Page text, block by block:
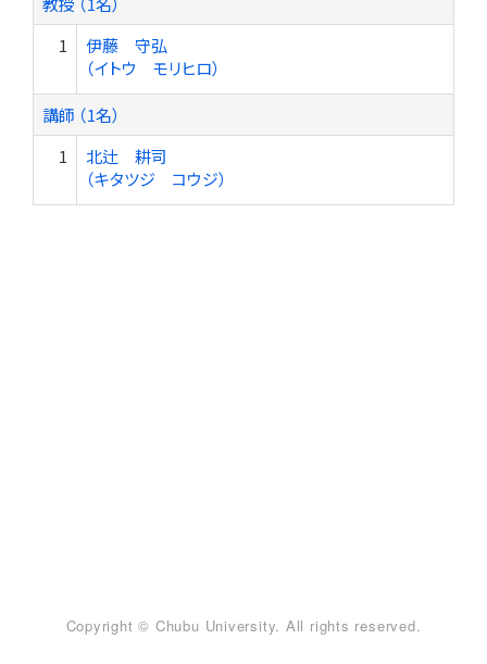
1
伊藤 守弘
（イトウ モリヒロ）
講師 （1名）
1
北辻 耕司
（キタツジ コウジ）
Copyright © Chubu University. All rights reserved.